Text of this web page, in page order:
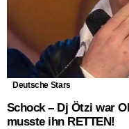
Deutsche Stars
Schock – Dj Ötzi war
musste ihn RETTEN!